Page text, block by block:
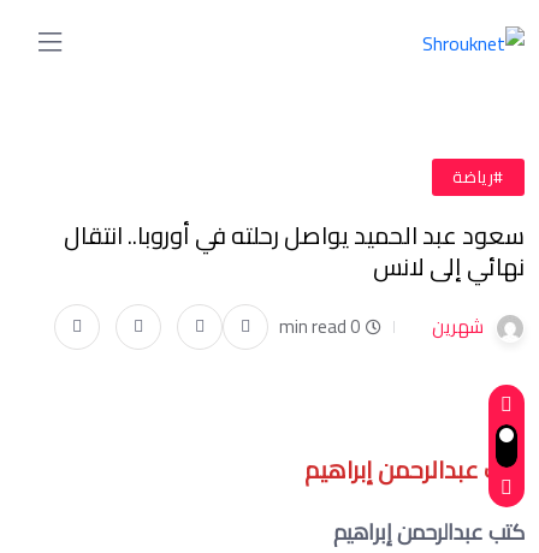
#رياضة
سعود عبد الحميد يواصل رحلته في أوروبا.. انتقال
نهائي إلى لانس
شهرين 0 min read
كتب عبدالرحمن إبراهيم
كتب عبدالرحمن إبراهيم